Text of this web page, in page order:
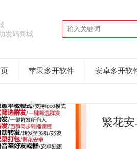
发码商城
苹果多开软件 安卓多开软
繁花